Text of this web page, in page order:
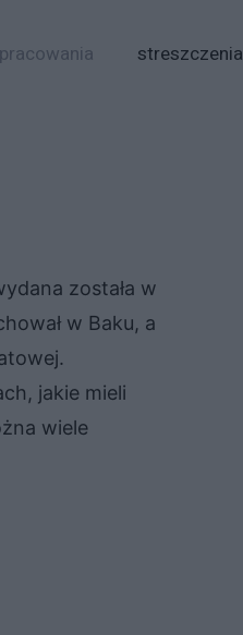
streszczenia
została w
w Baku, a
jakie mieli
wiele